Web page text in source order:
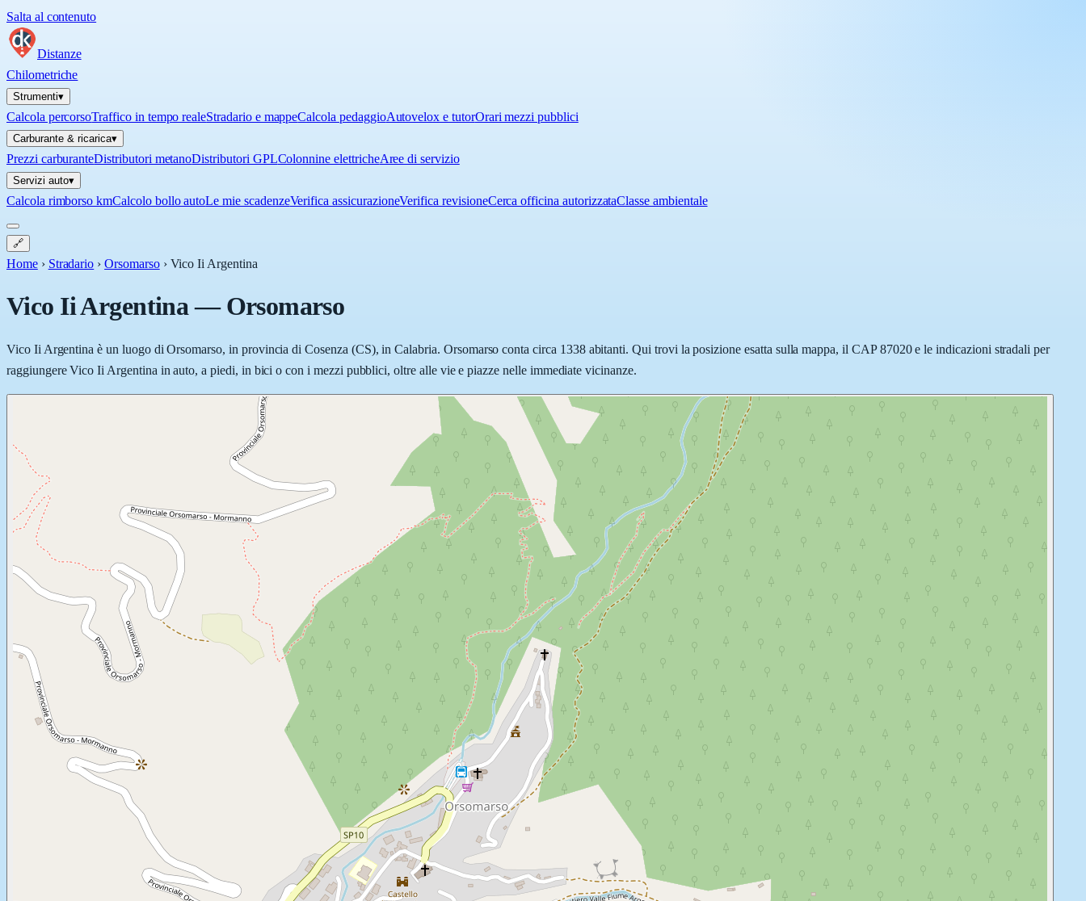
Salta al contenuto
Distanze
Chilometriche
Strumenti▾
Calcola percorsoTraffico in tempo realeStradario e mappeCalcola pedaggioAutovelox e tutorOrari mezzi pubblici
Carburante & ricarica▾
Prezzi carburanteDistributori metanoDistributori GPLColonnine elettricheAree di servizio
Servizi auto▾
Calcola rimborso kmCalcolo bollo autoLe mie scadenzeVerifica assicurazioneVerifica revisioneCerca officina autorizzataClasse ambientale
🔗
Home › Stradario › Orsomarso › Vico Ii Argentina
Vico Ii Argentina—Orsomarso
Vico Ii Argentina è un luogo di Orsomarso, in provincia di Cosenza (CS), in Calabria. Orsomarso conta circa 1338 abitanti. Qui trovi la posizione esatta sulla mappa, il CAP 87020 e le indicazioni stradali per
raggiungere Vico Ii Argentina in auto, a piedi, in bici o con i mezzi pubblici, oltre alle vie e piazze nelle immediate vicinanze.